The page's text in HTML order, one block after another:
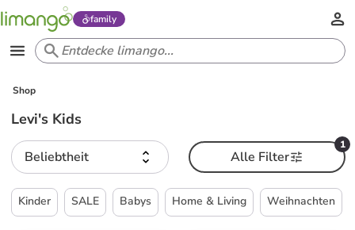
family
Shop
Levi's Kids
Beliebtheit
1
Alle Filter
Kinder SALE Babys Home & Living Weihnachten